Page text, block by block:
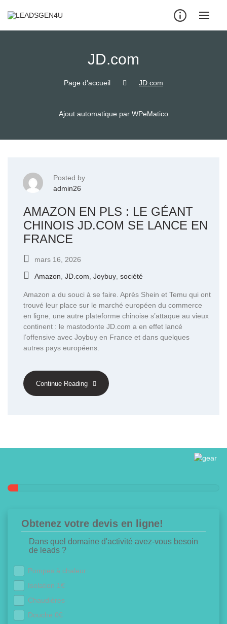
JD.com
Page d'accueil JD.com
Ajout automatique par WPeMatico
Posted by
admin26
AMAZON EN PLS : LE GÉANT
CHINOIS JD.COM SE LANCE EN
FRANCE
mars 16, 2026
Amazon JD.com Joybuy société
Amazon a du souci à se faire. Après Shein et Temu qui ont
trouvé leur place sur le marché européen du commerce
en ligne, une autre plateforme chinoise s’attaque au vieux
continent : le mastodonte JD.com a en effet lancé
l’offensive avec Joybuy en France et dans quelques
autres pays européens.
Continue Reading
Obtenez votre devis en ligne!
Dans quel domaine d'activité avez-vous besoin
de leads ?
Pompes à chaleur
Isolation 1€
Chaudières
Douche 0€